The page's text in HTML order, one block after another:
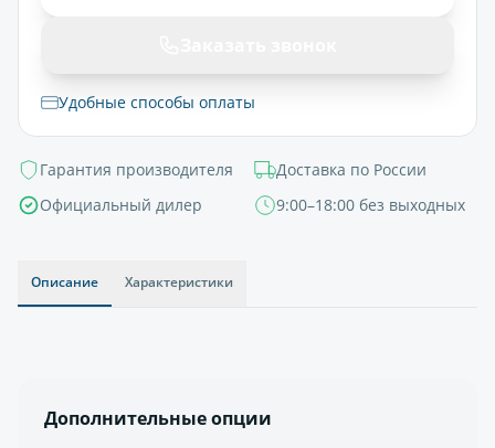
Удобные способы оплаты
Гарантия производителя
Доставка по России
Официальный дилер
9:00–18:00 без выходных
Описание Характеристики
Дополнительные опции